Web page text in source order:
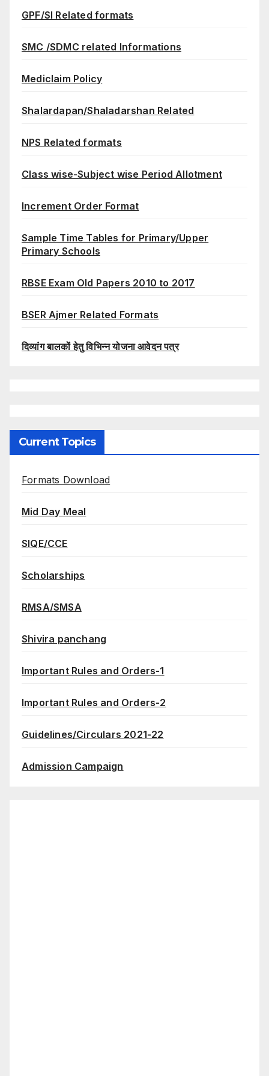
GPF/SI Related formats
SMC /SDMC related Informations
Mediclaim Policy
Shalardapan/Shaladarshan Related
NPS Related formats
Class wise-Subject wise Period Allotment
Increment Order Format
Sample Time Tables for Primary/Upper
Primary Schools
RBSE Exam Old Papers 2010 to 2017
BSER Ajmer Related Formats
दिव्यांग बालकों हेतु विभिन्न योजना आवेदन पत्र
Current Topics
Formats Download
Mid Day Meal
SIQE/CCE
Scholarships
RMSA/SMSA
Shivira panchang
Important Rules and Orders-1
Important Rules and Orders-2
Guidelines/Circulars 2021-22
Admission Campaign